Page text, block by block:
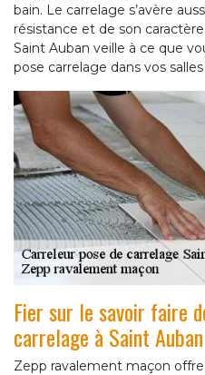
bain. Le carrelage s’avère
résistance et de son
Saint Auban veille à ce que
pose carrelage dans vos
Fier sur le savoir faire
carrelage à Saint Auban
Zepp ravalement maçon